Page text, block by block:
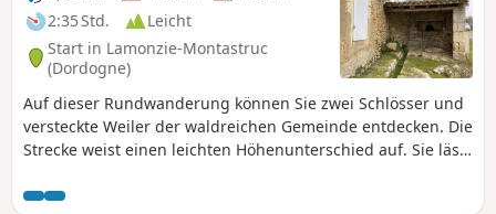
2:35 Std.
Leicht
Start in Lamonzie-Montastruc
(Dordogne)
Auf dieser Rundwanderung können Sie zwei Schlösser und
versteckte Weiler der waldreichen Gemeinde entdecken. Die
Strecke weist einen leichten Höhenunterschied auf. Sie lässt
Gemeinde ergänzen.